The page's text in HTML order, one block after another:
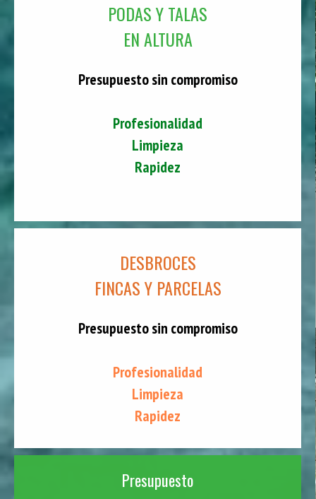
PODAS Y TALAS
EN ALTURA
Presupuesto sin compromiso
Profesionalidad
Limpieza
Rapidez
DESBROCES
FINCAS Y PARCELAS
Presupuesto sin compromiso
Profesionalidad
Limpieza
Rapidez
Presupuesto